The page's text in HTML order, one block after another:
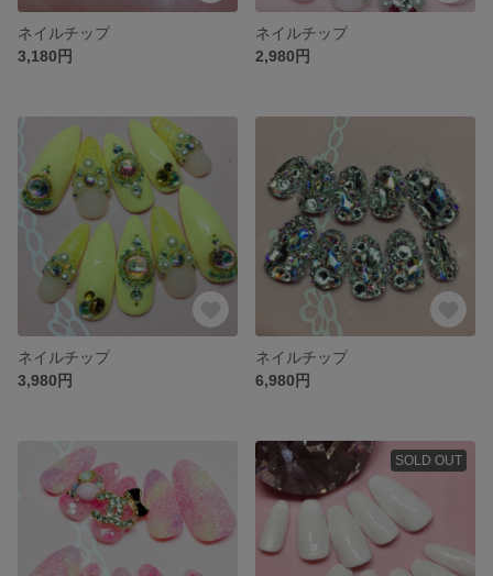
ネイルチップ
3,180円
ネイルチップ
2,980円
ネイルチップ
3,980円
ネイルチップ
6,980円
SOLD OUT